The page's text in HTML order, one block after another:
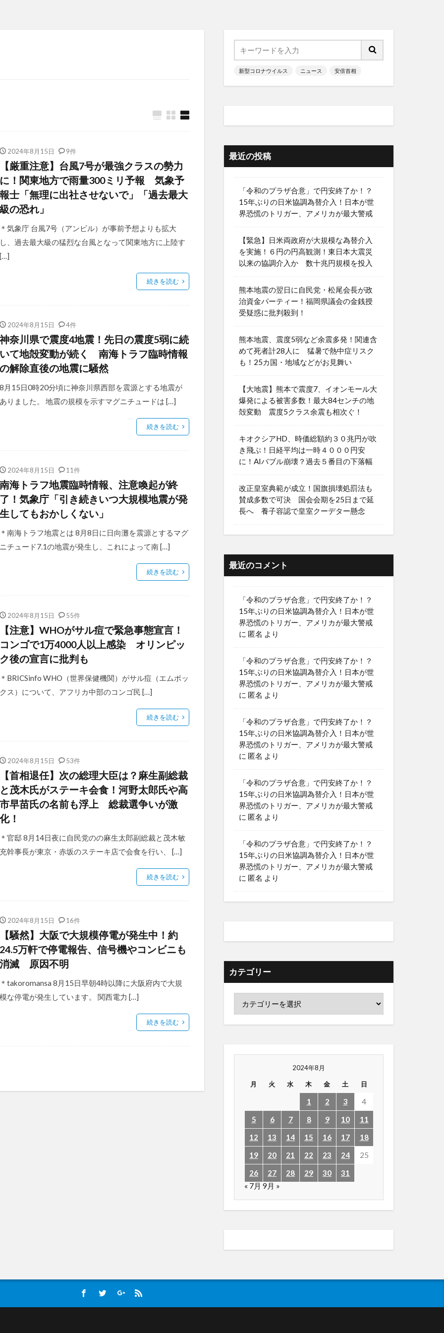
2024年8月15日 9件
【厳重注意】台風7号が最強クラスの勢力
に！関東地方で雨量300ミリ予報 気象予
報士「無理に出社させないで」「過去最大
級の恐れ」
＊気象庁 台風7号（アンビル）が事前予想よりも拡大
し、過去最大級の猛烈な台風となって関東地方に上陸す
[…]
続きを読む
2024年8月15日 4件
神奈川県で震度4地震！先日の震度5弱に続
いて地殻変動が続く 南海トラフ臨時情報
の解除直後の地震に騒然
8月15日0時20分頃に神奈川県西部を震源とする地震が
ありました。 地震の規模を示すマグニチュードは […]
続きを読む
2024年8月15日 11件
南海トラフ地震臨時情報、注意喚起が終
了！気象庁「引き続きいつ大規模地震が発
生してもおかしくない」
＊南海トラフ地震とは 8月8日に日向灘を震源とするマグ
ニチュード7.1の地震が発生し、これによって南 […]
続きを読む
2024年8月15日 55件
【注意】WHOがサル痘で緊急事態宣言！
コンゴで1万4000人以上感染 オリンピッ
ク後の宣言に批判も
＊BRICSinfo WHO（世界保健機関）がサル痘（エムポッ
クス）について、アフリカ中部のコンゴ民 […]
続きを読む
2024年8月15日 53件
【首相退任】次の総理大臣は？麻生副総裁
と茂木氏がステーキ会食！河野太郎氏や高
市早苗氏の名前も浮上 総裁選争いが激
化！
＊官邸 8月14日夜に自民党のの麻生太郎副総裁と茂木敏
充幹事長が東京・赤坂のステーキ店で会食を行い、 […]
続きを読む
2024年8月15日 16件
【騒然】大阪で大規模停電が発生中！約
24.5万軒で停電報告、信号機やコンビニも
消滅 原因不明
＊takoromansa 8月15日早朝4時以降に大阪府内で大規
模な停電が発生しています。 関西電力 […]
続きを読む
新型コロナウイルス ニュース 安倍首相
最近の投稿
「令和のプラザ合意」で円安終了か！？
15年ぶりの日米協調為替介入！日本が世
界恐慌のトリガー、アメリカが最大警戒
【緊急】日米両政府が大規模な為替介入
を実施！６円の円高観測！東日本大震災
以来の協調介入か 数十兆円規模を投入
熊本地震の翌日に自民党・松尾会長が政
治資金パーティー！福岡県議会の金銭授
受疑惑に批判殺到！
熊本地震、震度5弱など余震多発！関連含
めて死者計28人に 猛暑で熱中症リスク
も！25カ国・地域などがお見舞い
【大地震】熊本で震度7、イオンモール大
爆発による被害多数！最大84センチの地
殻変動 震度5クラス余震も相次ぐ！
キオクシアHD、時価総額約３０兆円が吹
き飛ぶ！日経平均は一時４０００円安
に！AIバブル崩壊？過去５番目の下落幅
改正皇室典範が成立！国旗損壊処罰法も
賛成多数で可決 国会会期を25日まで延
長へ 養子容認で皇室クーデター懸念
最近のコメント
「令和のプラザ合意」で円安終了か！？
15年ぶりの日米協調為替介入！日本が世
界恐慌のトリガー、アメリカが最大警戒
に 匿名 より
「令和のプラザ合意」で円安終了か！？
15年ぶりの日米協調為替介入！日本が世
界恐慌のトリガー、アメリカが最大警戒
に 匿名 より
「令和のプラザ合意」で円安終了か！？
15年ぶりの日米協調為替介入！日本が世
界恐慌のトリガー、アメリカが最大警戒
に 匿名 より
「令和のプラザ合意」で円安終了か！？
15年ぶりの日米協調為替介入！日本が世
界恐慌のトリガー、アメリカが最大警戒
に 匿名 より
「令和のプラザ合意」で円安終了か！？
15年ぶりの日米協調為替介入！日本が世
界恐慌のトリガー、アメリカが最大警戒
に 匿名 より
カテゴリー
2024年8月
月 火 水 木 金 土 日
1 2 3
4
5
6 7 8 9 10
11
12
13 14 15 16 17
18
19
20 21 22 23 24
25
26
27 28 29 30
31
« 7月 9月 »